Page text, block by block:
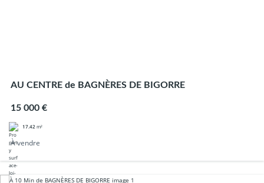
AU CENTRE de BAGNÈRES DE BIGORRE
15 000 €
17.42 m²
À vendre